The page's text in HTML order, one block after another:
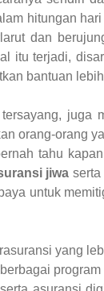
hitungan
dan
itu terjadi,
bantuan
juga
orang-orang
tahu
jiwa serta
untuk
yang